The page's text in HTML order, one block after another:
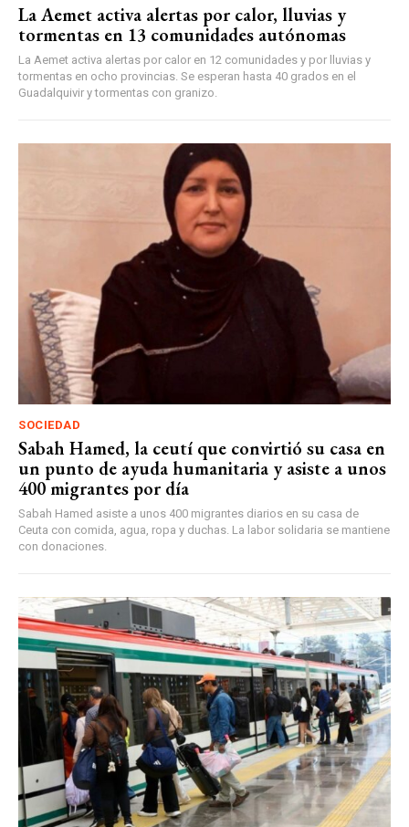
La Aemet activa alertas por calor, lluvias y
tormentas en 13 comunidades autónomas
La Aemet activa alertas por calor en 12 comunidades y por lluvias y
tormentas en ocho provincias. Se esperan hasta 40 grados en el
Guadalquivir y tormentas con granizo.
SOCIEDAD
Sabah Hamed, la ceutí que convirtió su casa en
un punto de ayuda humanitaria y asiste a unos
400 migrantes por día
Sabah Hamed asiste a unos 400 migrantes diarios en su casa de
Ceuta con comida, agua, ropa y duchas. La labor solidaria se mantiene
con donaciones.